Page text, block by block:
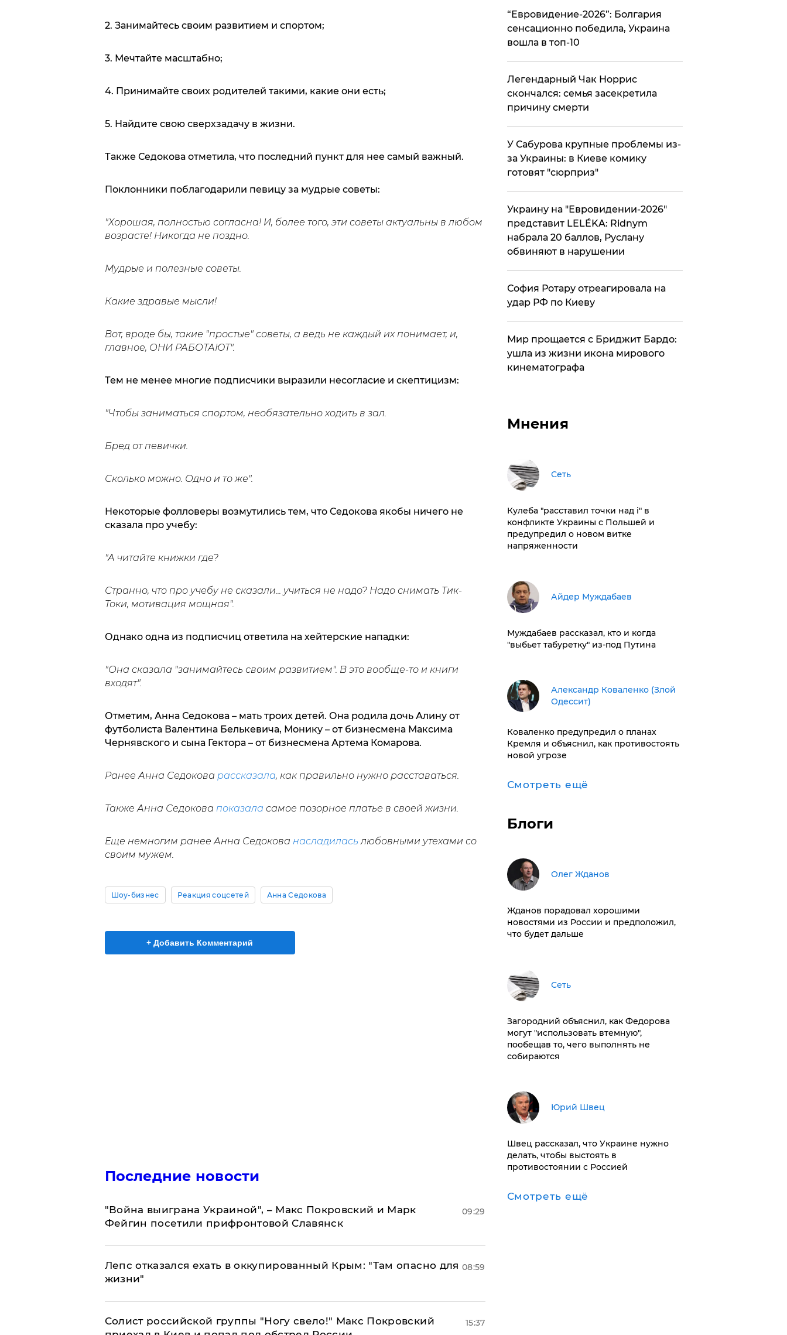
2. Занимайтесь своим развитием и спортом;
3. Мечтайте масштабно;
4. Принимайте своих родителей такими, какие они есть;
5. Найдите свою сверхзадачу в жизни.
Также Седокова отметила, что последний пункт для нее самый важный.
Поклонники поблагодарили певицу за мудрые советы:
"Хорошая, полностью согласна! И, более того, эти советы актуальны в любом
возрасте! Никогда не поздно.
Мудрые и полезные советы.
Какие здравые мысли!
Вот, вроде бы, такие "простые" советы, а ведь не каждый их понимает, и,
главное, ОНИ РАБОТАЮТ".
Тем не менее многие подписчики выразили несогласие и скептицизм:
"Чтобы заниматься спортом, необязательно ходить в зал.
Бред от певички.
Сколько можно. Одно и то же".
Некоторые фолловеры возмутились тем, что Седокова якобы ничего не
сказала про учебу:
"А читайте книжки где?
Странно, что про учебу не сказали... учиться не надо? Надо снимать Тик-
Токи, мотивация мощная".
Однако одна из подписчиц ответила на хейтерские нападки:
"Она сказала "занимайтесь своим развитием". В это вообще-то и книги
входят".
Отметим, Анна Седокова – мать троих детей. Она родила дочь Алину от
футболиста Валентина Белькевича, Монику – от бизнесмена Максима
Чернявского и сына Гектора – от бизнесмена Артема Комарова.
Ранее Анна Седокова рассказала, как правильно нужно расставаться.
Также Анна Седокова показала самое позорное платье в своей жизни.
Еще немногим ранее Анна Седокова насладилась любовными утехами со
своим мужем.
Шоу-бизнес Реакция соцсетей Анна Седокова
+ Добавить Комментарий
Последние новости
"Война выиграна Украиной", – Макс Покровский и Марк
Фейгин посетили прифронтовой Славянск
09:29
Лепс отказался ехать в оккупированный Крым: "Там опасно для
жизни"
08:59
Солист российской группы "Ногу свело!" Макс Покровский
15:37
​“Евровидение-2026”: Болгария
сенсационно победила, Украина
вошла в топ-10
​Легендарный Чак Норрис
скончался: семья засекретила
причину смерти
У Сабурова крупные проблемы из-
за Украины: в Киеве комику
готовят "сюрприз"
Украину на "Евровидении-2026"
представит LELÉKA: Ridnym
набрала 20 баллов, Руслану
обвиняют в нарушении
София Ротару отреагировала на
удар РФ по Киеву
Мир прощается с Бриджит Бардо:
ушла из жизни икона мирового
кинематографа
Мнения
Сеть
Кулеба "расставил точки над і" в
конфликте Украины с Польшей и
предупредил о новом витке
напряженности
Айдер Муждабаев
Муждабаев рассказал, кто и когда
"выбьет табуретку" из-под Путина
Александр Коваленко (Злой
Одессит)
Коваленко предупредил о планах
Кремля и объяснил, как противостоять
новой угрозе
Смотреть ещё
Блоги
Олег Жданов
Жданов порадовал хорошими
новостями из России и предположил,
что будет дальше
Сеть
Загородний объяснил, как Федорова
могут "использовать втемную",
пообещав то, чего выполнять не
собираются
Юрий Швец
Швец рассказал, что Украине нужно
делать, чтобы выстоять в
противостоянии с Россией
Смотреть ещё